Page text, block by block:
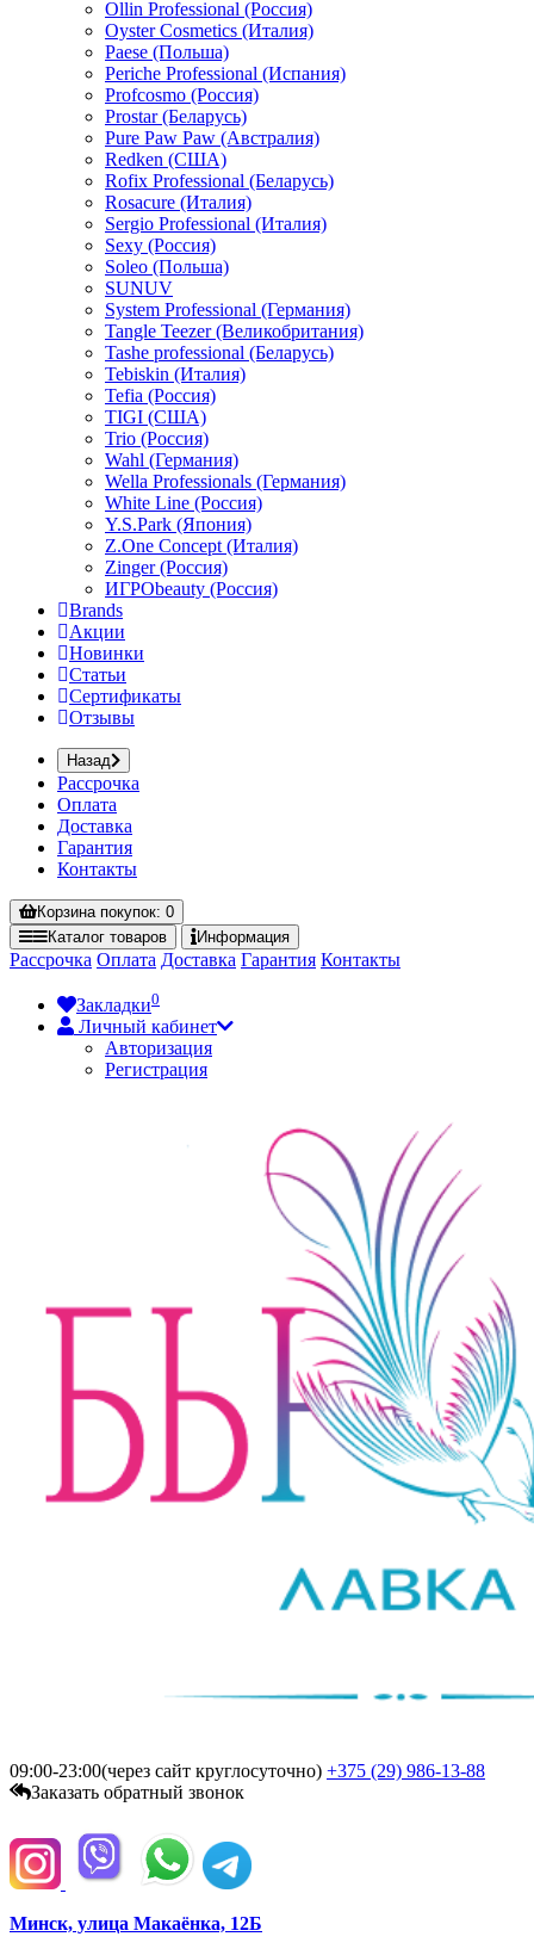
Ollin Professional (Россия)
Oyster Cosmetics (Италия)
Paese (Польша)
Periche Professional (Испания)
Profcosmo (Россия)
Prostar (Беларусь)
Pure Paw Paw (Австралия)
Redken (США)
Rofix Professional (Беларусь)
Rosacure (Италия)
Sergio Professional (Италия)
Sexy (Россия)
Soleo (Польша)
SUNUV
System Professional (Германия)
Tangle Teezer (Великобритания)
Tashe professional (Беларусь)
Tebiskin (Италия)
Tefia (Россия)
TIGI (США)
Trio (Россия)
Wahl (Германия)
Wella Professionals (Германия)
White Line (Россия)
Y.S.Park (Япония)
Z.One Concept (Италия)
Zinger (Россия)
ИГРОbeauty (Россия)
Brands
Акции
Новинки
Статьи
Сертификаты
Отзывы
Назад
Рассрочка
Оплата
Доставка
Гарантия
Контакты
Корзинапокупок: 0
Каталог товаров Информация
Рассрочка Оплата Доставка Гарантия Контакты
Закладки0
Личный кабинет
Авторизация
Регистрация
09:00-23:00(через сайт круглосуточно) +375 (29) 986-13-88
Заказать обратный звонок
Минск, улица Макаёнка, 12Б